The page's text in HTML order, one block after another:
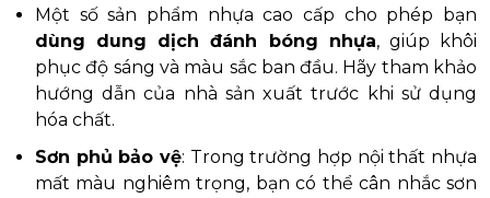
Một số sản phẩm nhựa cao cấp cho phép bạn
dùng dung dịch đánh bóng nhựa, giúp khôi
phục độ sáng và màu sắc ban đầu. Hãy tham khảo
hướng dẫn của nhà sản xuất trước khi sử dụng
hóa chất.
Sơn phủ bảo vệ: Trong trường hợp nội thất nhựa
mất màu nghiêm trọng, bạn có thể cân nhắc sơn